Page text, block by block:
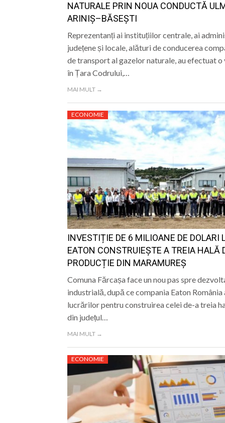
NATURALE PRIN NOUA CONDUCTĂ
ARINIȘ–BĂSEȘTI
Reprezentanți ai instituțiilor centrale, ai
județene și locale, alături de conducerea
de transport al gazelor naturale, au efectuat
în Țara Codrului,…
MAI MULT →
ECONOMIE
INVESTIȚIE DE 6 MILIOANE DE DOLARI
EATON CONSTRUIEȘTE A TREIA HALĂ
PRODUCȚIE DIN MARAMUREȘ
Comuna Fărcașa face un nou pas spre
industrială, după ce compania Eaton
lucrărilor pentru construirea celei de-a treia
din județul…
MAI MULT →
ECONOMIE